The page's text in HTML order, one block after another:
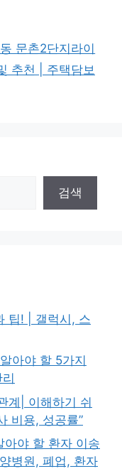
문촌2단지라이
추천 | 주택담보
검색
팁! | 갤럭시, 스
아야 할 5가지
계| 이해하기 쉬
비용, 성공률”
아야 할 환자 이송
병원, 폐업, 환자